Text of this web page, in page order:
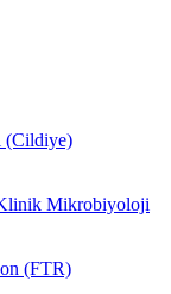
(Cildiye)
Mikrobiyoloji
(FTR)